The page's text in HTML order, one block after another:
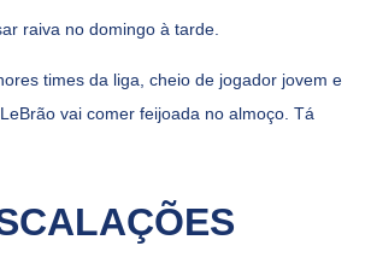
raiva no domingo à tarde.
times da liga, cheio de jogador jovem e
vai comer feijoada no almoço. Tá